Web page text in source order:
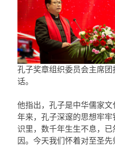
孔子奖章组织委员会主席
话。
他指出，孔子是中华儒家
年来，孔子深邃的思想牢
识里，数千年生生不息，
因。今天我们怀着对至圣